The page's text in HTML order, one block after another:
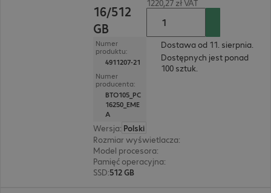
16/512
GB
Numer
produktu:
4911207-21
Numer
producenta:
BTO105_PC
16250_EME
A
Wersja: Polski
Rozmiar wyświetlacza:
Model procesora:
Pamięć operacyjna:
SSD:512 GB
1220,27 zł VAT
Dostawa od 11. sierpnia.
Dostępnych jest ponad
100 sztuk.